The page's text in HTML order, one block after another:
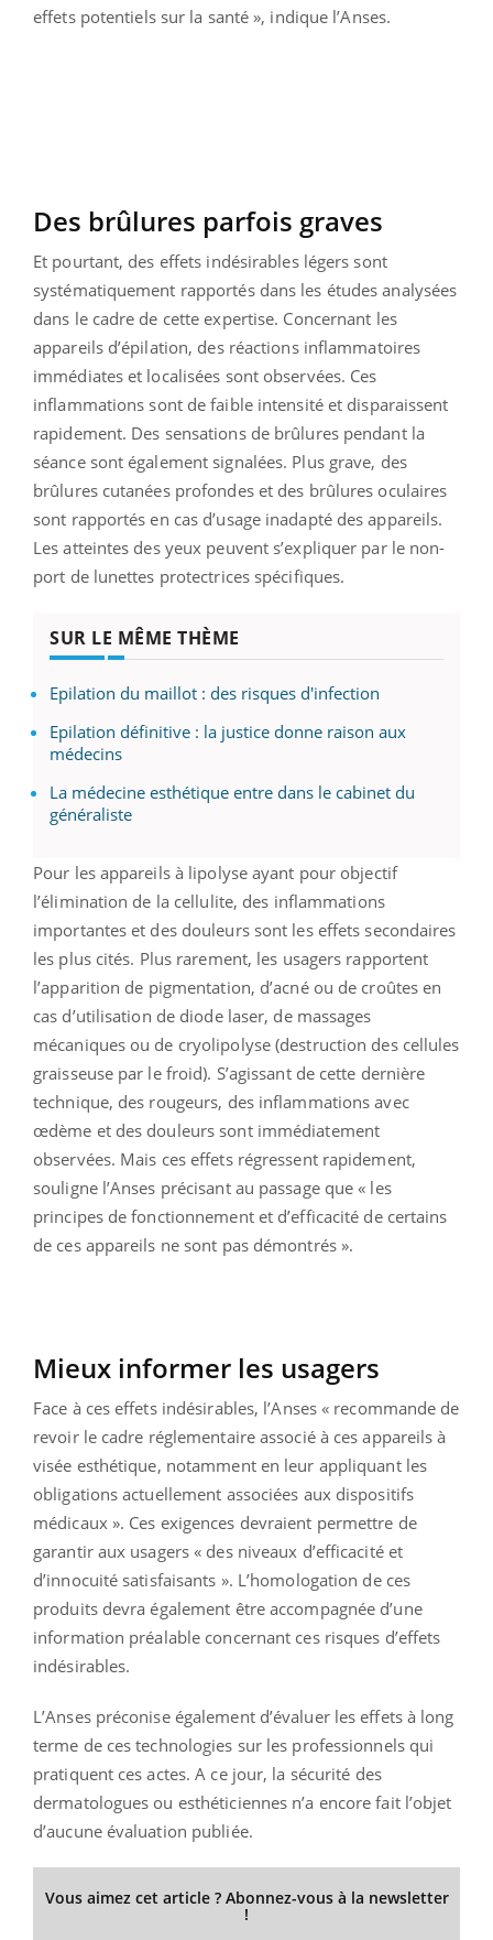
effets potentiels sur la santé », indique l’Anses.
Des brûlures parfois graves
Et pourtant, des effets indésirables légers sont
systématiquement rapportés dans les études analysées
dans le cadre de cette expertise. Concernant les
appareils d’épilation, des réactions inflammatoires
immédiates et localisées sont observées. Ces
inflammations sont de faible intensité et disparaissent
rapidement. Des sensations de brûlures pendant la
séance sont également signalées. Plus grave, des
brûlures cutanées profondes et des brûlures oculaires
sont rapportés en cas d’usage inadapté des appareils.
Les atteintes des yeux peuvent s’expliquer par le non-
port de lunettes protectrices spécifiques.
SUR LE MÊME THÈME
Epilation du maillot : des risques d'infection
Epilation définitive : la justice donne raison aux
médecins
La médecine esthétique entre dans le cabinet du
généraliste
Pour les appareils à lipolyse ayant pour objectif
l’élimination de la cellulite, des inflammations
importantes et des douleurs sont les effets secondaires
les plus cités. Plus rarement, les usagers rapportent
l’apparition de pigmentation, d’acné ou de croûtes en
cas d’utilisation de diode laser, de massages
mécaniques ou de cryolipolyse (destruction des cellules
graisseuse par le froid). S’agissant de cette dernière
technique, des rougeurs, des inflammations avec
œdème et des douleurs sont immédiatement
observées. Mais ces effets régressent rapidement,
souligne l’Anses précisant au passage que « les
principes de fonctionnement et d’efficacité de certains
de ces appareils ne sont pas démontrés ».
Mieux informer les usagers
Face à ces effets indésirables, l’Anses « recommande de
revoir le cadre réglementaire associé à ces appareils à
visée esthétique, notamment en leur appliquant les
obligations actuellement associées aux dispositifs
médicaux ». Ces exigences devraient permettre de
garantir aux usagers « des niveaux d’efficacité et
d’innocuité satisfaisants ». L’homologation de ces
produits devra également être accompagnée d’une
information préalable concernant ces risques d’effets
indésirables.
L’Anses préconise également d’évaluer les effets à long
terme de ces technologies sur les professionnels qui
pratiquent ces actes. A ce jour, la sécurité des
dermatologues ou esthéticiennes n’a encore fait l’objet
d’aucune évaluation publiée.
Vous aimez cet article ? Abonnez-vous à la newsletter
!